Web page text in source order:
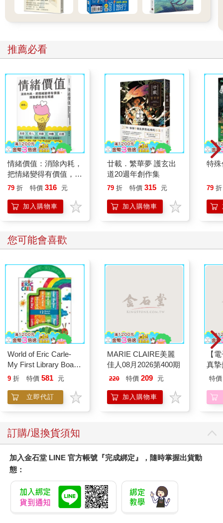
膠囊裡。柔軟的床褥上擺著可愛的豆形枕頭，那是傳統老店
KITAMURA MAKURA為了膠囊所特製的，只為給旅人最棒的睡
疫情時代的旅宿業，因為少了海外旅人的來訪，提出了許多吸引
日本國內旅人的新方案，9hours也在這個時期開發了睡眠分析服
務事業「9h sleep fitscan」。新型的靜音膠囊裡，設有紅外線相
機、麥克風、身體感應系統，以測定心跳、呼吸等，吸引了不少
好奇自己睡眠狀況的旅人前來體驗。偶爾跳出平淡日常，感受這
種在都市遊牧的感覺，可能有一些不便、一些不習慣，但也讓窒
悶的每日變得稍微新奇有趣�%
推薦必看
情緒價值：消除內耗，
把情緒變得有價值，跟
誰都能自在相處
79 折 特價 316 元
加入購物車
廿載．繁華夢 護玄出
道20週年創作集
79 折 特價 315 元
加入購物車
特
79 折
您可能會喜歡
World of Eric Carle-
My First Library Board
Book Block Set
9 折 特價 581 元
立即代訂
MARIE CLAIRE美麗
佳人08月2026第400期
220 特價 209 元
加入購物車
【
真
員
特價
訂購/退換貨須知
加入金石堂 LINE 官方帳號『完成綁定』，隨時掌握出貨動
態：